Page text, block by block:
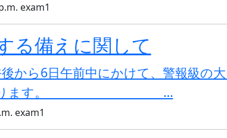
exam1
る備えに関して
から6日午前中にかけて、警報級の
があります。 …
exam1